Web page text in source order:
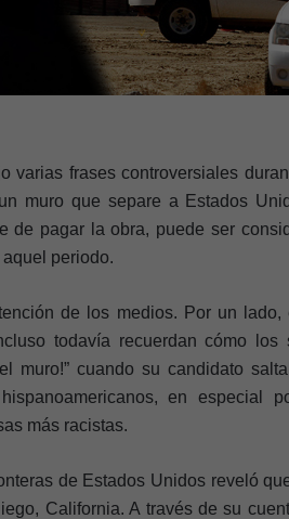
varias frases controversiales
muro que separe a Estados
de pagar la obra, puede ser
periodo.
de los medios. Por un lado,
todavía recuerdan cómo los
muro!” cuando su candidato
en especial
más racistas.
de Estados Unidos reveló
California. A través de su